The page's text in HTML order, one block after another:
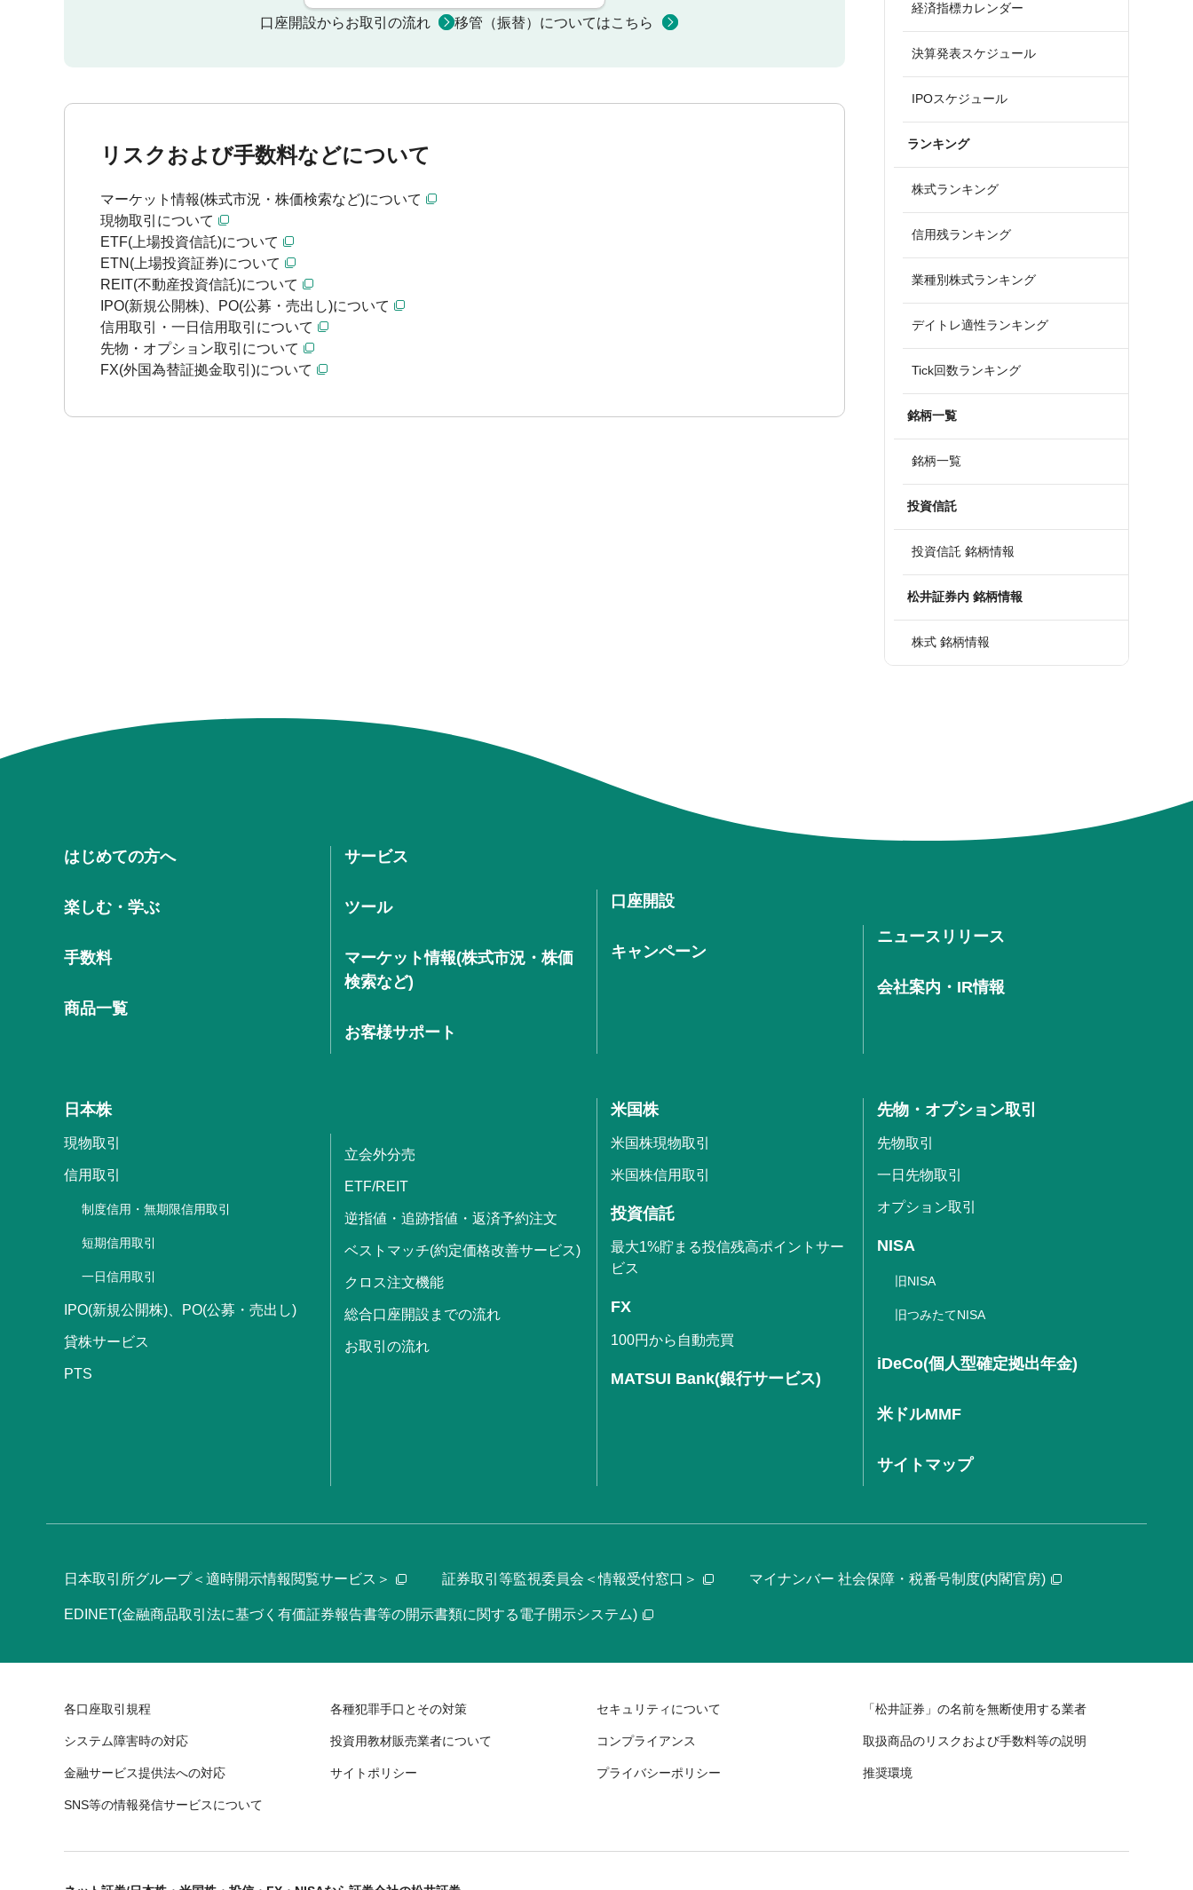
口座開設からお取引の流れ 移管（振替）についてはこちら
リスクおよび手数料などについて
マーケット情報(株式市況・株価検索など)について
現物取引について
ETF(上場投資信託)について
ETN(上場投資証券)について
REIT(不動産投資信託)について
IPO(新規公開株)、PO(公募・売出し)について
信用取引・一日信用取引について
先物・オプション取引について
FX(外国為替証拠金取引)について
経済指標カレンダー
決算発表スケジュール
IPOスケジュール
ランキング
株式ランキング
信用残ランキング
業種別株式ランキング
デイトレ適性ランキング
Tick回数ランキング
銘柄一覧
銘柄一覧
投資信託
投資信託 銘柄情報
松井証券内 銘柄情報
株式 銘柄情報
はじめての方へ
楽しむ・学ぶ
手数料
商品一覧
サービス
ツール
マーケット情報(株式市況・株価
検索など)
お客様サポート
口座開設
キャンペーン
ニュースリリース
会社案内・IR情報
日本株
現物取引
信用取引
制度信用・無期限信用取引
短期信用取引
一日信用取引
IPO(新規公開株)、PO(公募・売出し)
貸株サービス
PTS
立会外分売
ETF/REIT
逆指値・追跡指値・返済予約注文
ベストマッチ(約定価格改善サービス)
クロス注文機能
総合口座開設までの流れ
お取引の流れ
米国株
米国株現物取引
米国株信用取引
投資信託
最大1%貯まる投信残高ポイントサー
ビス
FX
100円から自動売買
MATSUI Bank(銀行サービス)
先物・オプション取引
先物取引
一日先物取引
オプション取引
NISA
旧NISA
旧つみたてNISA
iDeCo(個人型確定拠出年金)
米ドルMMF
サイトマップ
日本取引所グループ＜適時開示情報閲覧サービス＞ 証券取引等監視委員会＜情報受付窓口＞ マイナンバー 社会保障・税番号制度(内閣官房)
EDINET(金融商品取引法に基づく有価証券報告書等の開示書類に関する電子開示システム)
各口座取引規程 各種犯罪手口とその対策 セキュリティについて 「松井証券」の名前を無断使用する業者
システム障害時の対応 投資用教材販売業者について コンプライアンス 取扱商品のリスクおよび手数料等の説明
金融サービス提供法への対応 サイトポリシー プライバシーポリシー 推奨環境
SNS等の情報発信サービスについて